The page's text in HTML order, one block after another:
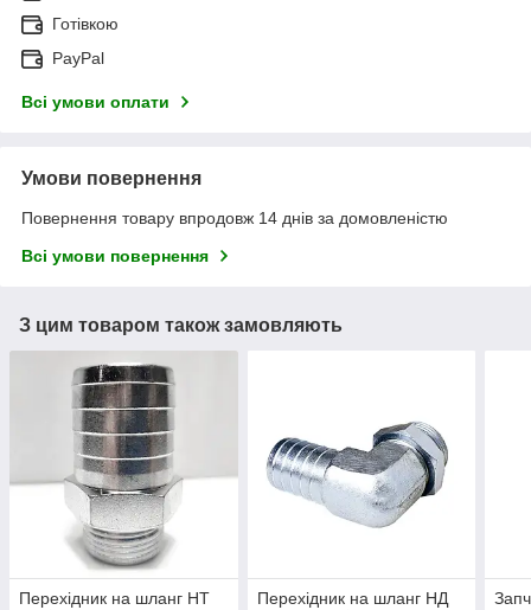
Готівкою
PayPal
Всі умови оплати
Умови повернення
Повернення товару впродовж 14 днів за домовленістю
Всі умови повернення
З цим товаром також замовляють
Перехідник на шланг НТ
Перехідник на шланг НД